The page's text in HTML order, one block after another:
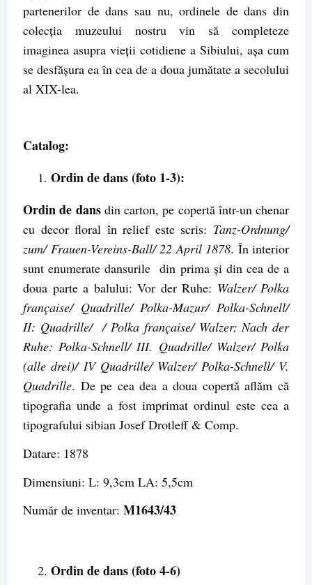
partenerilor de dans sau nu, ordinele de dans din
colecția muzeului nostru vin să completeze
imaginea asupra vieții cotidiene a Sibiului, așa cum
se desfășura ea în cea de a doua jumătate a secolului
al XIX-lea.
Catalog:
Ordin de dans (foto 1-3):
Ordin de dans din carton, pe copertă într-un chenar
cu decor floral în relief este scris: Tanz-Ordnung/
zum/ Frauen-Vereins-Ball/ 22 April 1878. În interior
sunt enumerate dansurile din prima și din cea de a
doua parte a balului: Vor der Ruhe: Walzer/ Polka
française/ Quadrille/ Polka-Mazur/ Polka-Schnell/
II: Quadrille/ / Polka française/ Walzer; Nach der
Ruhe: Polka-Schnell/ III. Quadrille/ Walzer/ Polka
(alle drei)/ IV Quadrille/ Walzer/ Polka-Schnell/ V.
Quadrille. De pe cea dea a doua copertă aflăm că
tipografia unde a fost imprimat ordinul este cea a
tipografului sibian Josef Drotleff & Comp.
Datare: 1878
Dimensiuni: L: 9,3cm LA: 5,5cm
Număr de inventar: M1643/43
Ordin de dans (foto 4-6)